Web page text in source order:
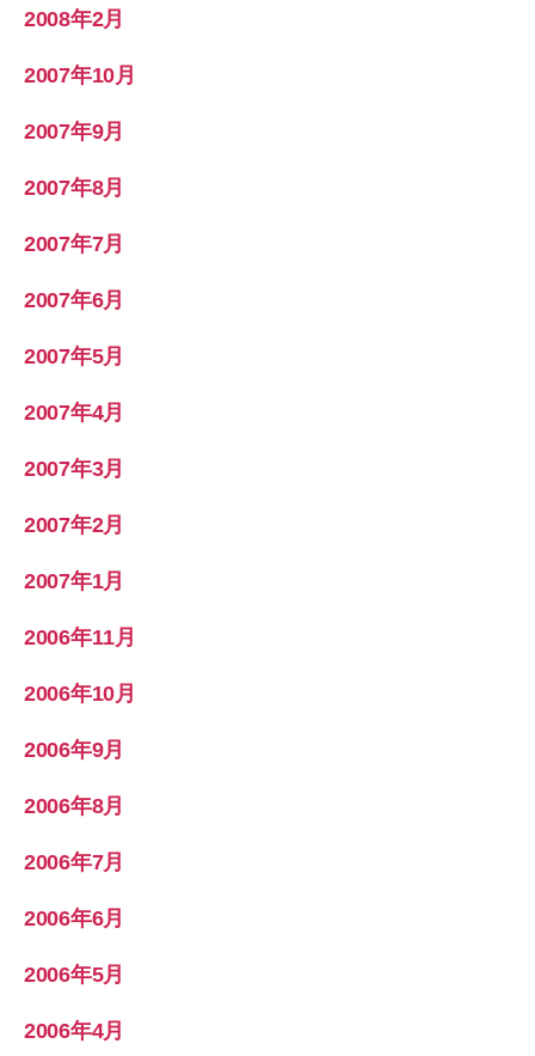
2008年2月
2007年10月
2007年9月
2007年8月
2007年7月
2007年6月
2007年5月
2007年4月
2007年3月
2007年2月
2007年1月
2006年11月
2006年10月
2006年9月
2006年8月
2006年7月
2006年6月
2006年5月
2006年4月